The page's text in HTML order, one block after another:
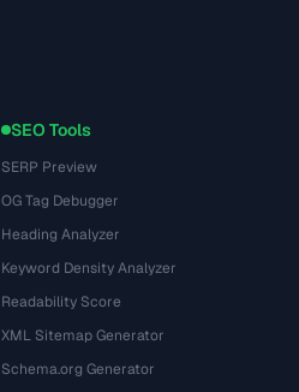
SEO Tools
SERP Preview
OG Tag Debugger
Heading Analyzer
Keyword Density Analyzer
Readability Score
XML Sitemap Generator
Schema.org Generator